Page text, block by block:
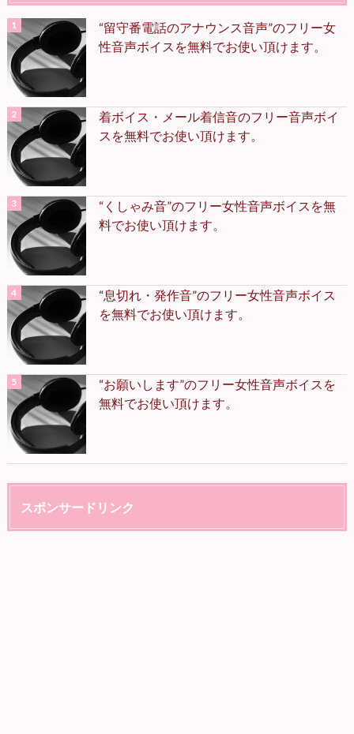
“留守番電話のアナウンス音声”のフリー女
性音声ボイスを無料でお使い頂けます。
着ボイス・メール着信音のフリー音声ボイ
スを無料でお使い頂けます。
“くしゃみ音”のフリー女性音声ボイスを無
料でお使い頂けます。
“息切れ・発作音”のフリー女性音声ボイス
を無料でお使い頂けます。
“お願いします”のフリー女性音声ボイスを
無料でお使い頂けます。
スポンサードリンク